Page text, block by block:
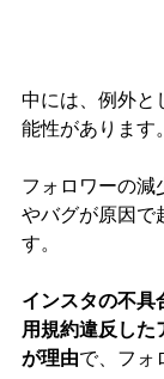
中には、例外と
能性があります。
フォロワーの減
やバグが原因で
す。
インスタの不具
用規約違反した
が理由で、フォ